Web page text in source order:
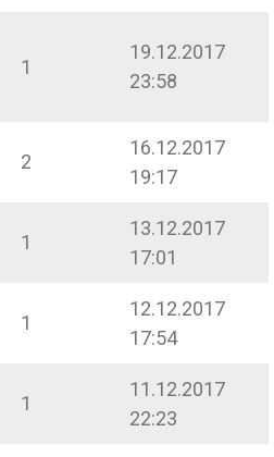
1
19.12.2017
23:58
2
16.12.2017
19:17
1
13.12.2017
17:01
1
12.12.2017
17:54
1
11.12.2017
22:23